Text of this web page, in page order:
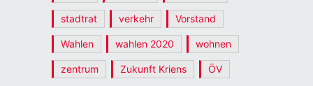
stadtrat verkehr Vorstand
Wahlen wahlen 2020 wohnen
zentrum Zukunft Kriens ÖV